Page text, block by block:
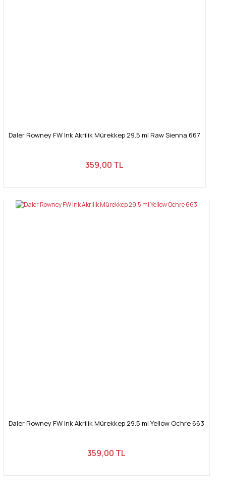
Daler Rowney FW Ink Akrilik Mürekkep 29.5 ml Raw Sienna 667
359,00 TL
Daler Rowney FW Ink Akrilik Mürekkep 29.5 ml Yellow Ochre 663
359,00 TL